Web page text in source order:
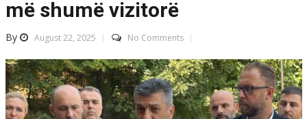
më shumë vizitorë
By August 22, 2025 No Comments